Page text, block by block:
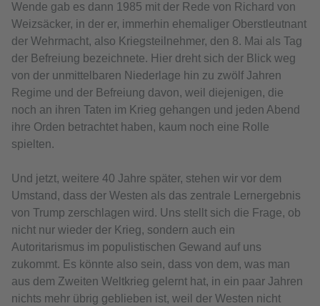
Wende gab es dann 1985 mit der Rede von Richard von
Weizsäcker, in der er, immerhin ehemaliger Oberstleutnant
der Wehrmacht, also Kriegsteilnehmer, den 8. Mai als Tag
der Befreiung bezeichnete. Hier dreht sich der Blick weg
von der unmittelbaren Niederlage hin zu zwölf Jahren
Regime und der Befreiung davon, weil diejenigen, die
noch an ihren Taten im Krieg gehangen und jeden Abend
ihre Orden betrachtet haben, kaum noch eine Rolle
spielten.
Und jetzt, weitere 40 Jahre später, stehen wir vor dem
Umstand, dass der Westen als das zentrale Lernergebnis
von Trump zerschlagen wird. Uns stellt sich die Frage, ob
nicht nur wieder der Krieg, sondern auch ein
Autoritarismus im populistischen Gewand auf uns
zukommt. Es könnte also sein, dass von dem, was man
aus dem Zweiten Weltkrieg gelernt hat, in ein paar Jahren
nichts mehr übrig geblieben ist, weil der Westen nicht